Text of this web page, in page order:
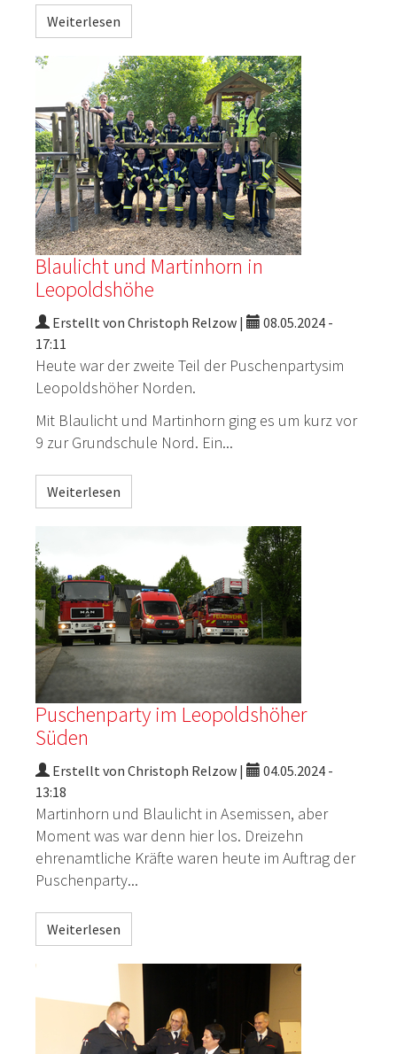
Weiterlesen
Blaulicht und Martinhorn in
Leopoldshöhe
Erstellt von Christoph Relzow |
08.05.2024 -
17:11
Heute war der zweite Teil der Puschenpartysim
LeopoldshöherNorden.
Mit Blaulicht und Martinhorn ging es um kurz vor
9 zur Grundschule Nord. Ein...
Weiterlesen
Puschenparty im Leopoldshöher
Süden
Erstellt von Christoph Relzow |
04.05.2024 -
13:18
Martinhorn und Blaulicht in Asemissen, aber
Moment was war denn hier los. Dreizehn
ehrenamtliche Kräfte waren heute im Auftrag der
Puschenparty...
Weiterlesen